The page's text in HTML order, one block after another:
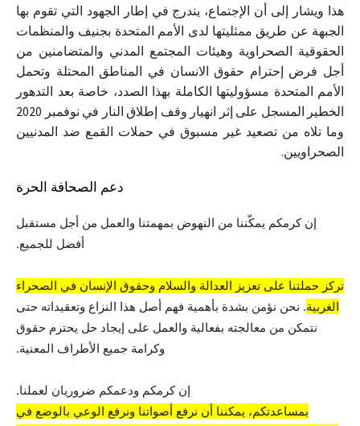
هذا ويشار إلى أن الإجتماع، يندرج في إطار الجهود التي تقوم بها
الجبهة عن طريق ممثليتها لدى الأمم المتحدة بجنيف والمنظمات
الحقوقية الصحراوية وهيئات المجتمع المدني والمتضامنين من
أجل فرض إحترام حقوق الانسان في المناطق المحتلة وتحمل
الأمم المتحدة مسؤوليتها الكاملة بهذا الصدد، خاصة بعد التدهور
الخطير المسجل على إثر انهيار وقف إطلاق النار في نوفمبر 2020
وما تلاه من تصعيد غير مسبوق في حملات القمع ضد المدنيين
الصحراويين.
دعم الصحافة الحرة
إن كرمكم يمكّننا من النهوض بمهمتنا والعمل من أجل مستقبل
أفضل للجميع.
تركز حملتنا على تعزيز العدالة والسلام وحقوق الإنسان في الصحراء
الغربية. نحن نؤمن بشدة بأهمية فهم أصل هذا النزاع وتعقيداته حتى
نتمكن من معالجته بفعالية والعمل على إيجاد حل يحترم حقوق
وكرامة جميع الأطراف المعنية.
إن كرمكم ودعمكم ضروريان لعملنا.
بمساعدتكم، يمكننا أن نرفع أصواتنا ونرفع الوعي بالوضع في